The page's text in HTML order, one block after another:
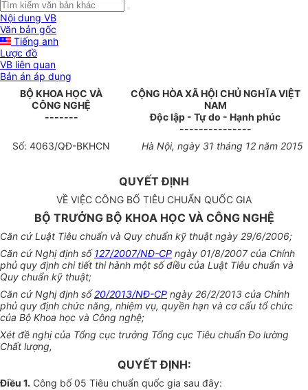
Nội dung VB
Văn bản gốc
Tiếng anh
Lược đồ
VB liên quan
Bản án áp dụng
BỘ KHOA HỌC VÀ
CÔNG NGHỆ
-------
CỘNG HÒA XÃ HỘI CHỦ NGHĨA VIỆT
NAM
Độc lập - Tự do - Hạnh phúc
---------------
Số: 4063/QĐ-BKHCN Hà Nội, ngày 31 tháng 12năm 2015
QUYẾT ĐỊNH
VỀ VIỆC CÔNG BỐ TIÊU CHUẨN QUỐC GIA
BỘ TRƯỞNG BỘ KHOA HỌC VÀ CÔNG NGHỆ
Căn cứ Luật Tiêu chuẩn và Quy chuẩn kỹ thuật ngày 29/6/2006;
Căn cứ Nghị định số127/2007/NĐ-CP ngày 01/8/2007 của Chính
phủ quy định chi tiết thi hành một số điều của Luật Tiêu chuẩn và
Quy chuẩn kỹ thuật;
Căn cứ Nghị định số20/2013/NĐ-CP ngày 26/2/2013 của Chính
phủ quy định chức năng, nhiệm vụ, quyền hạn và cơ cấu tổ chức
của Bộ Khoa học và Công nghệ;
Xét đề nghị của Tổng cục trưởng Tổng cục Tiêu chuẩn Đo lường
Chất lượng,
QUYẾT ĐỊNH:
Điều 1. Công bố05 Tiêu chuẩn quốc gia sau đây: